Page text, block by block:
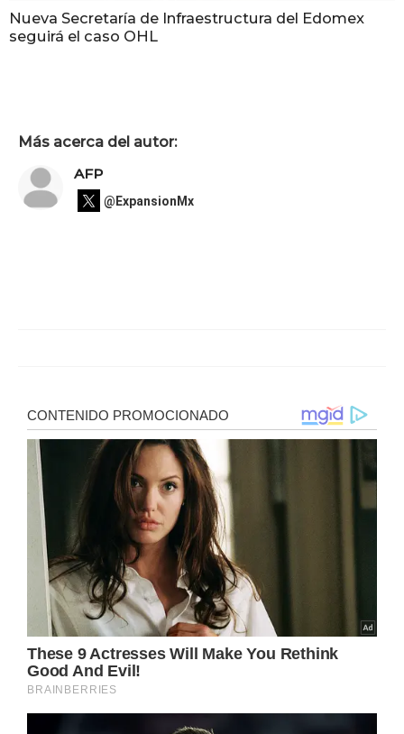
Nueva Secretaría de Infraestructura del Edomex
seguirá el caso OHL
Más acerca del autor:
AFP
@ExpansionMx